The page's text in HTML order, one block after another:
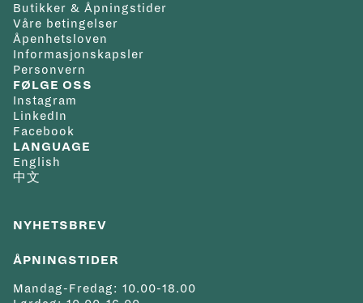
Butikker & Åpningstider
Våre betingelser
Åpenhetsloven
Informasjonskapsler
Personvern
FØLGE OSS
Instagram
LinkedIn
Facebook
LANGUAGE
English
中文
NYHETSBREV
ÅPNINGSTIDER
Mandag-Fredag: 10.00-18.00